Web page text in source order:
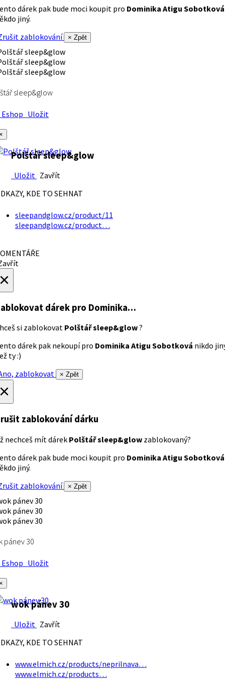
dárek pak bude moci koupit pro Dominika Atigu Sobotková
jiný.
zablokování
× Zpět
sleep&glow
Uložit
Polštář sleep&glow
Uložit Zavřít
KDE TO SEHNAT
sleepandglow.cz/product/11
sleepandglow.cz/product…
dárek pro Dominika…
si zablokovat Polštář sleep&glow?
dárek pak nekoupí pro Dominika Atigu Sobotková nikdo
ty :)
zablokovat
× Zpět
zablokování dárku
nechceš mít dárek Polštář sleep&glow zablokovaný?
dárek pak bude moci koupit pro Dominika Atigu Sobotková
jiný.
zablokování
× Zpět
pánev 30
Uložit
wok pánev 30
Uložit Zavřít
KDE TO SEHNAT
www.elmich.cz/products/neprilnava…
www.elmich.cz/products…